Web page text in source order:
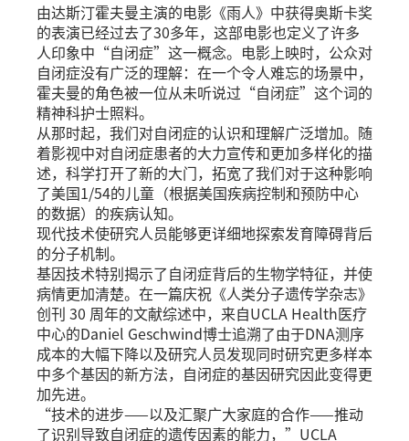
由达斯汀霍夫曼主演的电影《雨人》中获得奥斯卡奖
的表演已经过去了30多年，这部电影也定义了许多
人印象中“自闭症”这一概念。电影上映时，公众对
自闭症没有广泛的理解：在一个令人难忘的场景中，
霍夫曼的角色被一位从未听说过“自闭症”这个词的
精神科护士照料。
从那时起，我们对自闭症的认识和理解广泛增加。随
着影视中对自闭症患者的大力宣传和更加多样化的描
述，科学打开了新的大门，拓宽了我们对于这种影响
了美国1/54的儿童（根据美国疾病控制和预防中心
的数据）的疾病认知。
现代技术使研究人员能够更详细地探索发育障碍背后
的分子机制。
基因技术特别揭示了自闭症背后的生物学特征，并使
病情更加清楚。在一篇庆祝《人类分子遗传学杂志》
创刊 30 周年的文献综述中，来自UCLA Health医疗
中心的Daniel Geschwind博士追溯了由于DNA测序
成本的大幅下降以及研究人员发现同时研究更多样本
中多个基因的新方法，自闭症的基因研究因此变得更
加先进。
“技术的进步——以及汇聚广大家庭的合作——推动
了识别导致自闭症的遗传因素的能力，”UCLA